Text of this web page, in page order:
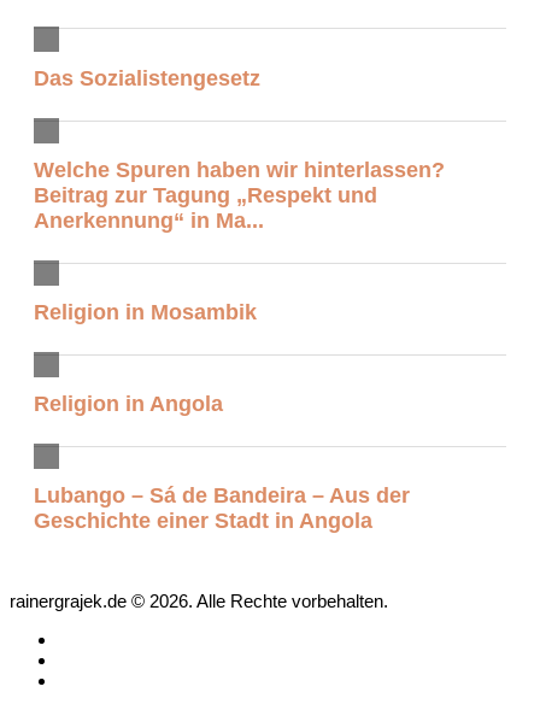
Das Sozialistengesetz
Welche Spuren haben wir hinterlassen?
Beitrag zur Tagung „Respekt und
Anerkennung“ in Ma...
Religion in Mosambik
Religion in Angola
Lubango – Sá de Bandeira – Aus der
Geschichte einer Stadt in Angola
rainergrajek.de © 2026. Alle Rechte vorbehalten.